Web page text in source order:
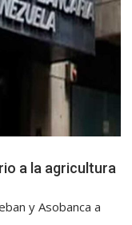
a la agricultura
y Asobanca a